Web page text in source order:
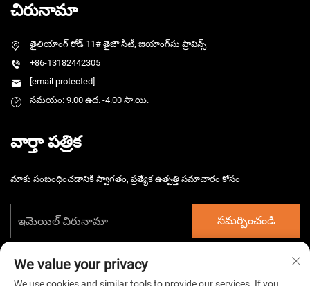
చిరునామా
తైలియాంగ్ రోడ్ 11# తైజౌ సిటీ, జియాంగ్‌సు ప్రావిన్స్
+86-13182442305
[email protected]
సమయం: 9.00 ఉద. -4.00 సా.యి.
వార్తా పత్రిక
మాకు సంబంధించడానికి స్వాగతం, ప్రత్యేక ఉత్పత్తి సమాచారం కోసం
సమర్పించండి
We value your privacy